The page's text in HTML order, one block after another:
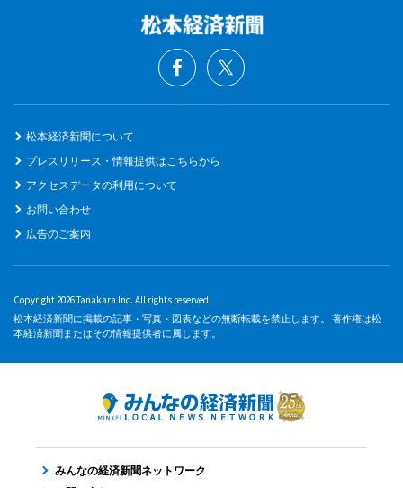
松本経済新聞について
プレスリリース・情報提供はこちらから
アクセスデータの利用について
お問い合わせ
広告のご案内
Copyright 2026 Tanakara Inc. All rights reserved.
松本経済新聞に掲載の記事・写真・図表などの無断転載を禁止します。 著作権は松
本経済新聞またはその情報提供者に属します。
みんなの経済新聞ネットワーク